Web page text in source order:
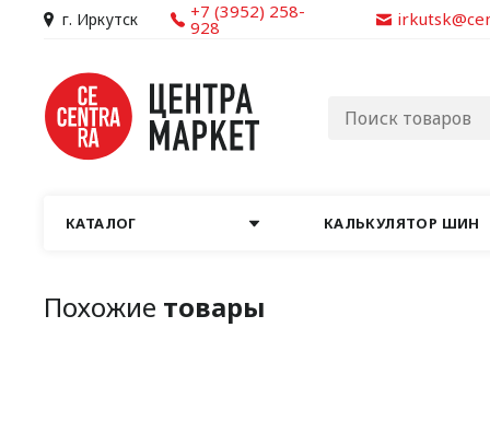
г. Иркутск +7 (3952) 258-
928
КАТАЛОГ КАЛЬКУЛЯТОР ШИН
Похожие товары